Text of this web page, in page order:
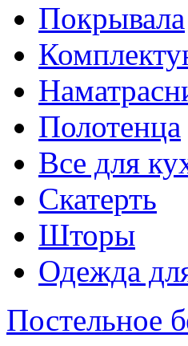
Покрывала
Полотенца
Все для
Скатерть
Шторы
Одежда
Постельное